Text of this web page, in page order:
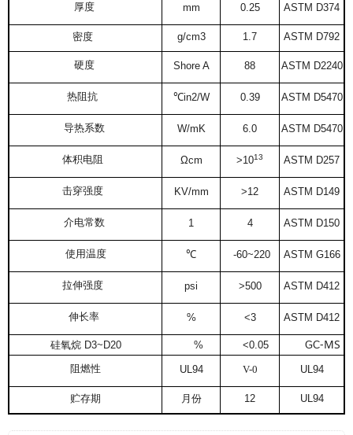
厚度 mm 0.25 ASTM D374
密度 g/cm3 1.7 ASTM D792
硬度 Shore A 88 ASTM D2240
热阻抗 ℃in2/W 0.39 ASTM D5470
导热系数 W/mK 6.0 ASTM D5470
体积电阻 Ωcm >1013 ASTM D257
击穿强度 KV/mm >12 ASTM D149
介电常数 1 4 ASTM D150
使用温度 ℃ -60~220 ASTM G166
拉伸强度 psi >500 ASTM D412
伸长率 % <3 ASTM D412
硅氧烷 D3~D20 % <0.05 GC-MS
阻 燃性 UL94 V-0 UL94
贮存期 月份 12 UL94